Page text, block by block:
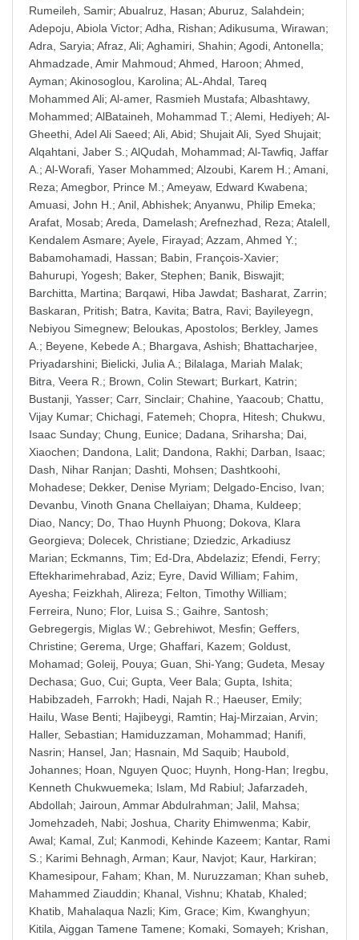
Rumeileh, Samir; Abualruz, Hasan; Aburuz, Salahdein;
Adepoju, Abiola Victor; Adha, Rishan; Adikusuma, Wirawan;
Adra, Saryia; Afraz, Ali; Aghamiri, Shahin; Agodi, Antonella;
Ahmadzade, Amir Mahmoud; Ahmed, Haroon; Ahmed,
Ayman; Akinosoglou, Karolina; AL-Ahdal, Tareq
Mohammed Ali; Al-amer, Rasmieh Mustafa; Albashtawy,
Mohammed; AlBataineh, Mohammad T.; Alemi, Hediyeh; Al-
Gheethi, Adel Ali Saeed; Ali, Abid; Shujait Ali, Syed Shujait;
Alqahtani, Jaber S. ; AlQudah, Mohammad; Al-Tawfiq, Jaffar
A. ; Al-Worafi, Yaser Mohammed; Alzoubi, Karem H. ; Amani,
Reza; Amegbor, Prince M. ; Ameyaw, Edward Kwabena;
Amuasi, John H. ; Anil, Abhishek; Anyanwu, Philip Emeka;
Arafat, Mosab; Areda, Damelash; Arefnezhad, Reza; Atalell,
Kendalem Asmare; Ayele, Firayad; Azzam, Ahmed Y.;
Babamohamadi, Hassan; Babin, François-Xavier;
Bahurupi, Yogesh; Baker, Stephen; Banik, Biswajit;
Barchitta, Martina; Barqawi, Hiba Jawdat; Basharat, Zarrin;
Baskaran, Pritish; Batra, Kavita; Batra, Ravi; Bayileyegn,
Nebiyou Simegnew; Beloukas, Apostolos; Berkley, James
A. ; Beyene, Kebede A. ; Bhargava, Ashish; Bhattacharjee,
Priyadarshini; Bielicki, Julia A. ; Bilalaga, Mariah Malak;
Bitra, Veera R. ; Brown, Colin Stewart; Burkart, Katrin;
Bustanji, Yasser; Carr, Sinclair; Chahine, Yaacoub; Chattu,
Vijay Kumar; Chichagi, Fatemeh; Chopra, Hitesh; Chukwu,
Isaac Sunday; Chung, Eunice; Dadana, Sriharsha; Dai,
Xiaochen; Dandona, Lalit; Dandona, Rakhi; Darban, Isaac;
Dash, Nihar Ranjan; Dashti, Mohsen; Dashtkoohi,
Mohadese; Dekker, Denise Myriam; Delgado-Enciso, Ivan;
Devanbu, Vinoth Gnana Chellaiyan; Dhama, Kuldeep;
Diao, Nancy; Do, Thao Huynh Phuong; Dokova, Klara
Georgieva; Dolecek, Christiane; Dziedzic, Arkadiusz
Marian; Eckmanns, Tim; Ed-Dra, Abdelaziz; Efendi, Ferry;
Eftekharimehrabad, Aziz; Eyre, David William; Fahim,
Ayesha; Feizkhah, Alireza; Felton, Timothy William;
Ferreira, Nuno; Flor, Luisa S. ; Gaihre, Santosh;
Gebregergis, Miglas W. ; Gebrehiwot, Mesfin; Geffers,
Christine; Gerema, Urge; Ghaffari, Kazem; Goldust,
Mohamad; Goleij, Pouya; Guan, Shi-Yang; Gudeta, Mesay
Dechasa; Guo, Cui; Gupta, Veer Bala; Gupta, Ishita;
Habibzadeh, Farrokh; Hadi, Najah R. ; Haeuser, Emily;
Hailu, Wase Benti; Hajibeygi, Ramtin; Haj-Mirzaian, Arvin;
Haller, Sebastian; Hamiduzzaman, Mohammad; Hanifi,
Nasrin; Hansel, Jan; Hasnain, Md Saquib; Haubold,
Johannes; Hoan, Nguyen Quoc; Huynh, Hong-Han; Iregbu,
Kenneth Chukwuemeka; Islam, Md Rabiul; Jafarzadeh,
Abdollah; Jairoun, Ammar Abdulrahman; Jalil, Mahsa;
Jomehzadeh, Nabi; Joshua, Charity Ehimwenma; Kabir,
Awal; Kamal, Zul; Kanmodi, Kehinde Kazeem; Kantar, Rami
S. ; Karimi Behnagh, Arman; Kaur, Navjot; Kaur, Harkiran;
Khamesipour, Faham; Khan, M. Nuruzzaman; Khan suheb,
Mahammed Ziauddin; Khanal, Vishnu; Khatab, Khaled;
Khatib, Mahalaqua Nazli; Kim, Grace; Kim, Kwanghyun;
Kitila, Aiggan Tamene Tamene; Komaki, Somayeh; Krishan,